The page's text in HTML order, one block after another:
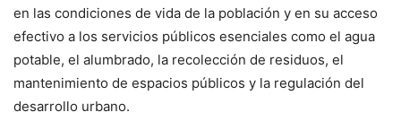
en las condiciones de vida de la población y en su acceso
efectivo a los servicios públicos esenciales como el agua
potable, el alumbrado, la recolección de residuos, el
mantenimiento de espacios públicos y la regulación del
desarrollo urbano.